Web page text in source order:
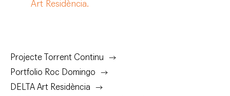
Art Residència.
Projecte Torrent Continu
Portfolio Roc Domingo
DELTA Art Residència